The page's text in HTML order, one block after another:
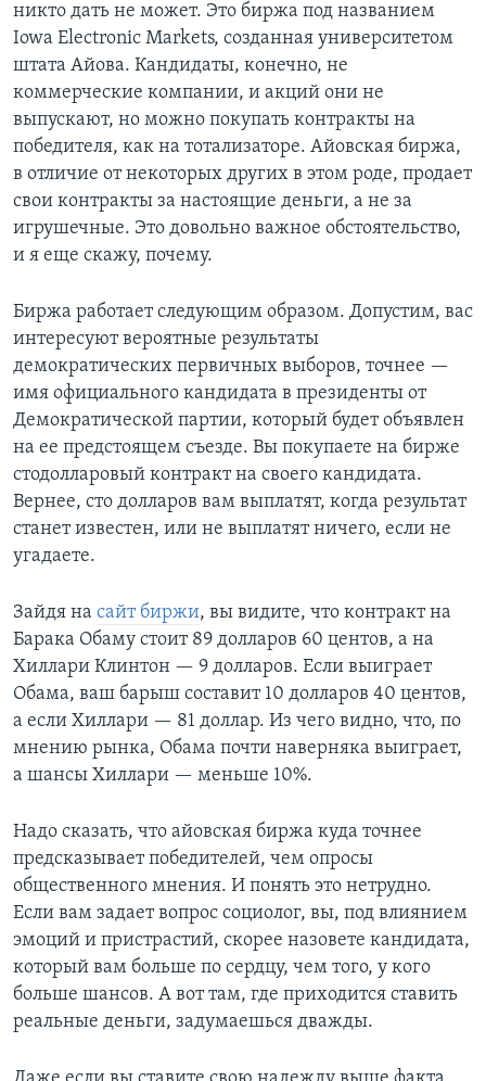
никто дать не может. Это биржа под названием
Iowa Electronic Markets, созданная университетом
штата Айова. Кандидаты, конечно, не
коммерческие компании, и акций они не
выпускают, но можно покупать контракты на
победителя, как на тотализаторе. Айовская биржа,
в отличие от некоторых других в этом роде, продает
свои контракты за настоящие деньги, а не за
игрушечные. Это довольно важное обстоятельство,
и я еще скажу, почему.
Биржа работает следующим образом. Допустим, вас
интересуют вероятные результаты
демократических первичных выборов, точнее —
имя официального кандидата в президенты от
Демократической партии, который будет объявлен
на ее предстоящем съезде. Вы покупаете на бирже
стодолларовый контракт на своего кандидата.
Вернее, сто долларов вам выплатят, когда результат
станет известен, или не выплатят ничего, если не
угадаете.
Зайдя на сайт биржи, вы видите, что контракт на
Барака Обаму стоит 89 долларов 60 центов, а на
Хиллари Клинтон — 9 долларов. Если выиграет
Обама, ваш барыш составит 10 долларов 40 центов,
а если Хиллари — 81 доллар. Из чего видно, что, по
мнению рынка, Обама почти наверняка выиграет,
а шансы Хиллари — меньше 10%.
Надо сказать, что айовская биржа куда точнее
предсказывает победителей, чем опросы
общественного мнения. И понять это нетрудно.
Если вам задает вопрос социолог, вы, под влиянием
эмоций и пристрастий, скорее назовете кандидата,
который вам больше по сердцу, чем того, у кого
больше шансов. А вот там, где приходится ставить
реальные деньги, задумаешься дважды.